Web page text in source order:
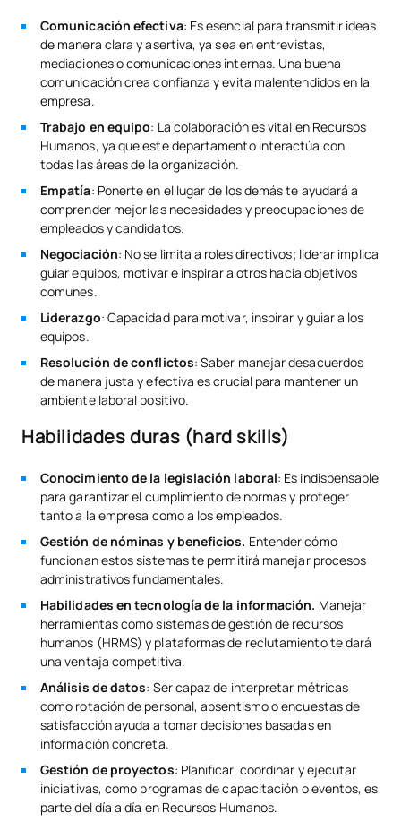
Comunicación efectiva: Es esencial para transmitir ideas
de manera clara y asertiva, ya sea en entrevistas,
mediaciones o comunicaciones internas. Una buena
comunicación crea confianza y evita malentendidos en la
empresa.
Trabajo en equipo: La colaboración es vital en Recursos
Humanos, ya que este departamento interactúa con
todas las áreas de la organización.
Empatía: Ponerte en el lugar de los demás te ayudará a
comprender mejor las necesidades y preocupaciones de
empleados y candidatos.
Negociación: No se limita a roles directivos; liderar implica
guiar equipos, motivar e inspirar a otros hacia objetivos
comunes.
Liderazgo: Capacidad para motivar, inspirar y guiar a los
equipos.
Resolución de conflictos: Saber manejar desacuerdos
de manera justa y efectiva es crucial para mantener un
ambiente laboral positivo.
Habilidades duras (hard skills)
Conocimiento de la legislación laboral: Es indispensable
para garantizar el cumplimiento de normas y proteger
tanto a la empresa como a los empleados.
Gestión de nóminas y beneficios. Entender cómo
funcionan estos sistemas te permitirá manejar procesos
administrativos fundamentales.
Habilidades en tecnología de la información. Manejar
herramientas como sistemas de gestión de recursos
humanos (HRMS) y plataformas de reclutamiento te dará
una ventaja competitiva.
Análisis de datos: Ser capaz de interpretar métricas
como rotación de personal, absentismo o encuestas de
satisfacción ayuda a tomar decisiones basadas en
información concreta.
Gestión de proyectos: Planificar, coordinar y ejecutar
iniciativas, como programas de capacitación o eventos, es
parte del día a día en Recursos Humanos.